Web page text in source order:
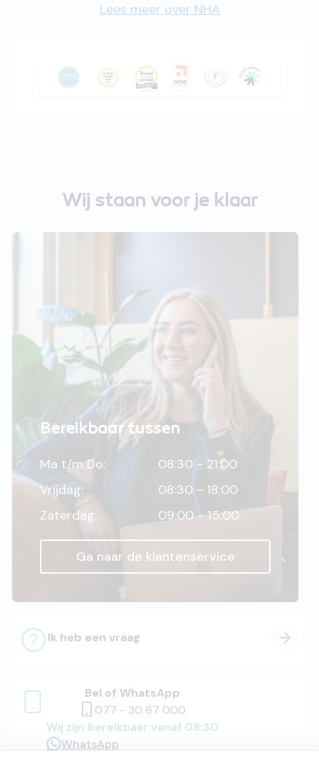
Lees meer over NHA
Wij staan voor je klaar
Bereikbaar tussen
Ma t/m Do:
08:30 - 21:00
Vrijdag:
08:30 - 18:00
Zaterdag:
09:00 - 15:00
Ga naar de klantenservice
Ik heb een vraag
Bel of WhatsApp
077 - 30 67 000
Wij zijn bereikbaar vanaf 08:30
WhatsApp